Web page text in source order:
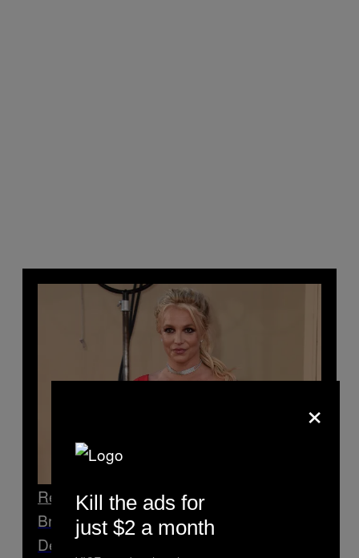
Read Next
Britney Spears beschreibt schockierende
Details der Vormundschaft ihres Vaters
×
Kill the ads for
just $2 a month